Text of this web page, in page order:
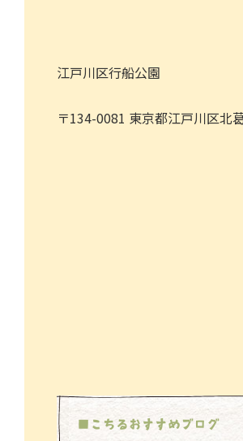
江戸川区行船公園
〒134-0081 東京都江戸川区北
■こちるおすすめブログ